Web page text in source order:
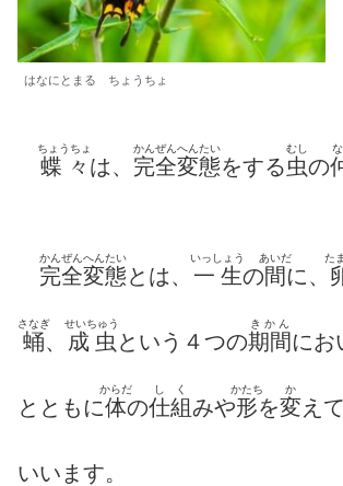
はなにとまる ちょうちょ
蝶々
ちょうちょ
は、 完全変態
かんぜんへんたい
をする虫
むし
の
完全変態
かんぜんへんたい
とは、 一生
いっしょう
の間
あいだ
に、
た
蛹
さなぎ
、 成虫
せいちゅう
という４つの期間
きかん
にお
とともに体
からだ
の仕
し
組
く
みや形
かたち
を変
か
え
いいます。